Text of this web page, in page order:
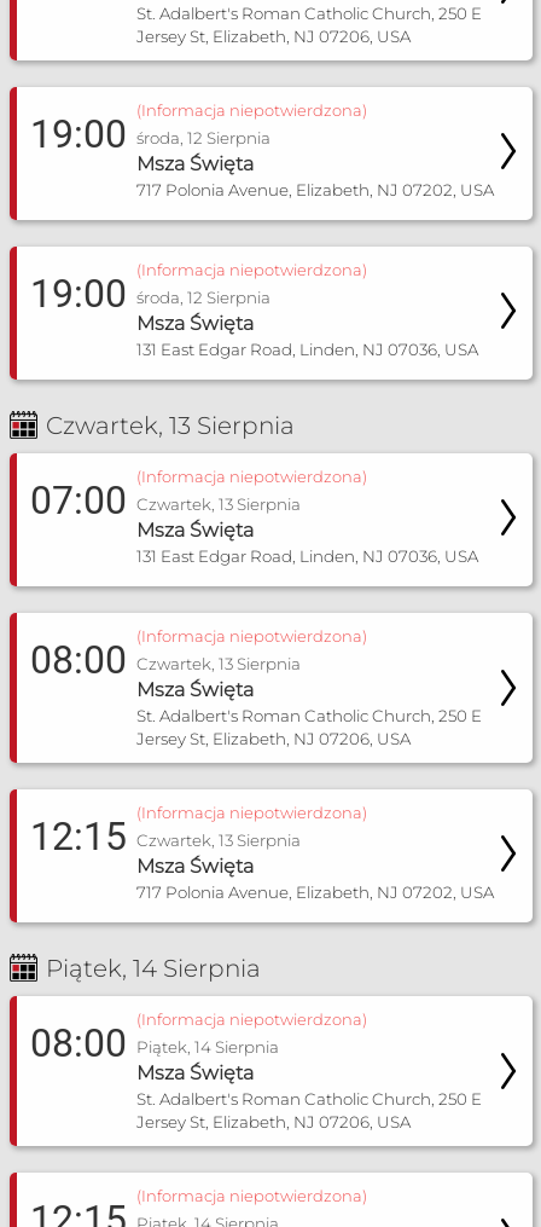
St. Adalbert's Roman Catholic Church, 250 E
Jersey St, Elizabeth, NJ 07206, USA
19:00
(Informacja niepotwierdzona)
środa, 12 Sierpnia
Msza Święta
717 Polonia Avenue, Elizabeth, NJ 07202, USA
19:00
(Informacja niepotwierdzona)
środa, 12 Sierpnia
Msza Święta
131 East Edgar Road, Linden, NJ 07036, USA
Czwartek, 13 Sierpnia
07:00
(Informacja niepotwierdzona)
Czwartek, 13 Sierpnia
Msza Święta
131 East Edgar Road, Linden, NJ 07036, USA
08:00
(Informacja niepotwierdzona)
Czwartek, 13 Sierpnia
Msza Święta
St. Adalbert's Roman Catholic Church, 250 E
Jersey St, Elizabeth, NJ 07206, USA
12:15
(Informacja niepotwierdzona)
Czwartek, 13 Sierpnia
Msza Święta
717 Polonia Avenue, Elizabeth, NJ 07202, USA
Piątek, 14 Sierpnia
08:00
(Informacja niepotwierdzona)
Piątek, 14 Sierpnia
Msza Święta
St. Adalbert's Roman Catholic Church, 250 E
Jersey St, Elizabeth, NJ 07206, USA
(Informacja niepotwierdzona)
Piątek, 14 Sierpnia